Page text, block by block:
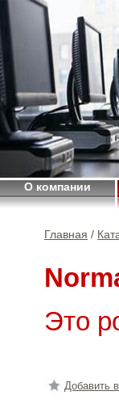
О компании
Главная /
Это
Добавить